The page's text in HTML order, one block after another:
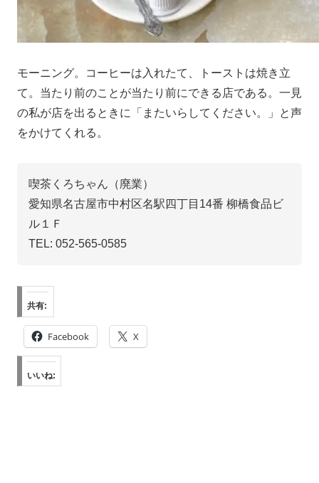
モーニング。コーヒーは入れたて、トーストは焼き立
て。当たり前のことが当たり前にできる店である。一見
の私が店を出るときに「またいらしてください。」と声
をかけてくれる。
喫茶くろちゃん（廃業）
愛知県名古屋市中村区名駅四丁目14番 柳橋食品ビ
ル１Ｆ
TEL: 052-565-0585
共有:
Facebook X
いいね: